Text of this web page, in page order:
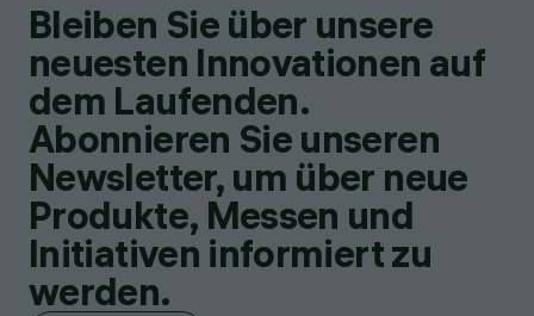
Bleiben Sie über unsere
neuesten Innovationen auf
dem Laufenden.
Abonnieren Sie unseren
Newsletter, um über neue
Produkte, Messen und
Initiativen informiert zu
werden.